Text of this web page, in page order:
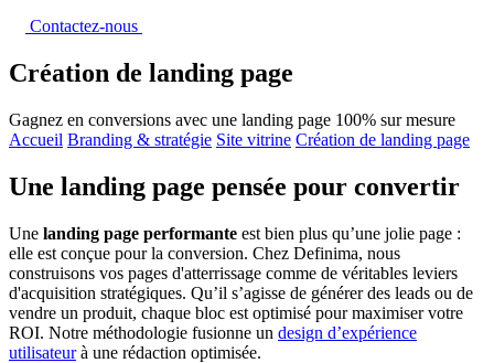
Contactez-nous
Création de landing page
Gagnez en conversions avec une landing page 100% sur mesure
Accueil Branding & stratégie Site vitrine Création de landing page
Une landing page pensée pour convertir
Une landing page performante est bien plus qu’une jolie page :
elle est conçue pour la conversion. Chez Definima, nous
construisons vos pages d'atterrissage comme de véritables leviers
d'acquisition stratégiques. Qu’il s’agisse de générer des leads ou de
vendre un produit, chaque bloc est optimisé pour maximiser votre
ROI. Notre méthodologie fusionne un design d’expérience
utilisateurà une rédaction optimisée.